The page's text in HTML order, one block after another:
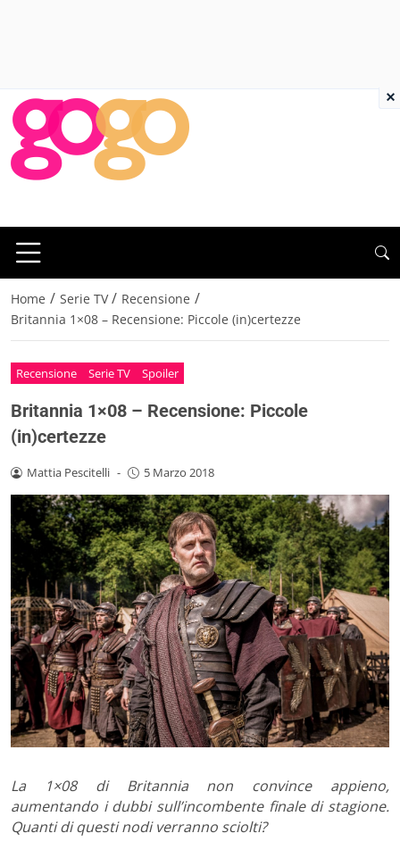
Home / Serie TV / Recensione /
Britannia 1×08 – Recensione: Piccole (in)certezze
Recensione Serie TV Spoiler
Britannia 1×08 – Recensione: Piccole
(in)certezze
Mattia Pescitelli - 5 Marzo 2018
La 1×08 di Britannia non convince appieno,
aumentando i dubbi sull’incombente finale di stagione.
Quanti di questi nodi verranno sciolti?
×